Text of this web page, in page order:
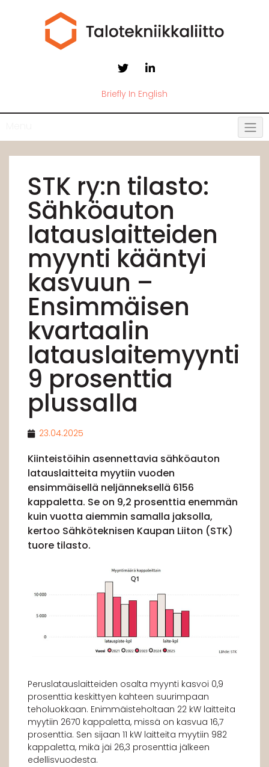
Briefly In English
STK ry:n tilasto:
Sähköauton
latauslaitteiden
myynti kääntyi
kasvuun –
Ensimmäisen
kvartaalin
latauslaitemyynti
9 prosenttia
plussalla
23.04.2025
Kiinteistöihin asennettavia sähköauton
latauslaitteita myytiin vuoden
ensimmäisellä neljänneksellä 6156
kappaletta. Se on 9,2 prosenttia enemmän
kuin vuotta aiemmin samalla jaksolla,
kertoo Sähköteknisen Kaupan Liiton (STK)
tuore tilasto.
Peruslatauslaitteiden osalta myynti kasvoi 0,9
prosenttia keskittyen kahteen suurimpaan
teholuokkaan. Enimmäisteholtaan 22 kW laitteita
myytiin 2670 kappaletta, missä on kasvua 16,7
prosenttia. Sen sijaan 11 kW laitteita myytiin 982
kappaletta, mikä jäi 26,3 prosenttia jälkeen
edellisvuodesta.